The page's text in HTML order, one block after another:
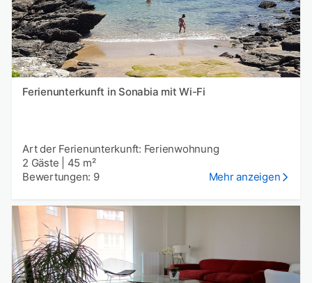
Ferienunterkunft in Sonabia mit Wi-Fi
Art der Ferienunterkunft: Ferienwohnung
2 Gäste
45 m²
Bewertungen: 9
Mehr anzeigen